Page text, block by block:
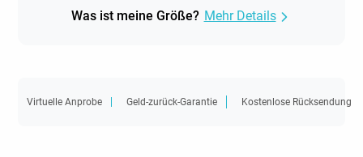
Was ist meine Größe? Mehr Details
Virtuelle Anprobe Geld-zurück-Garantie Kostenlose Rücksendung